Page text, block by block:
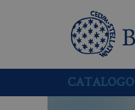
CATALOGO